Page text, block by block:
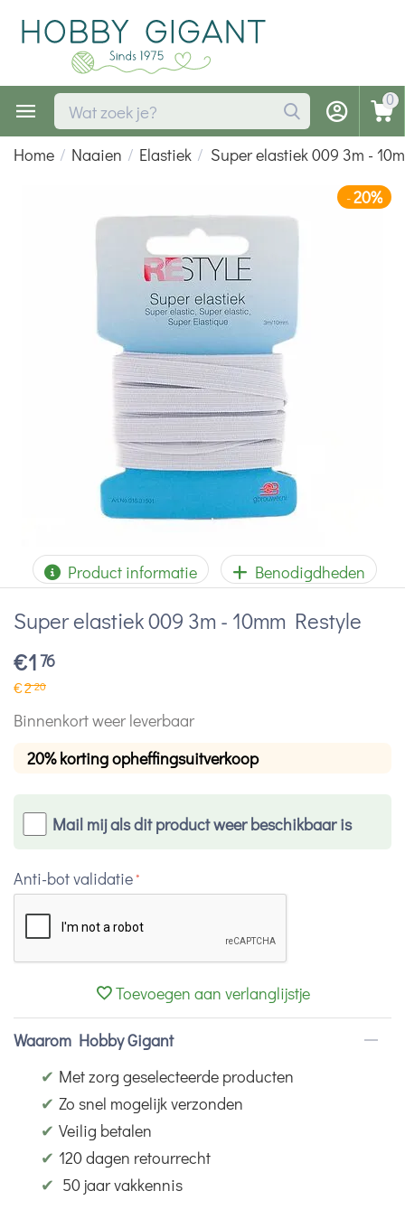
0
Home / Naaien / Elastiek / Super elastiek 009 3m -
-20%
Product informatie Benodigdheden
Super elastiek 009 3m - 10mm Restyle
€176
€220
Binnenkort weer leverbaar
20% korting opheffingsuitverkoop
Mail mij als dit product weer beschikbaar is
Anti-bot validatie
Toevoegen aan verlanglijstje
Waarom Hobby Gigant
✔ Met zorg geselecteerde producten
✔ Zo snel mogelijk verzonden
✔ Veilig betalen
✔ 120 dagen retourrecht
✔ 50 jaar vakkennis